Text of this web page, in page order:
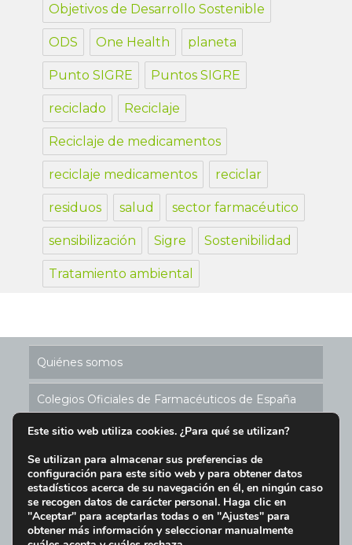
Objetivos de Desarrollo Sostenible
ODS One Health planeta
Punto SIGRE Puntos SIGRE
reciclado Reciclaje
Reciclaje de medicamentos
reciclaje medicamentos reciclar
residuos salud sector farmacéutico
sensibilización Sigre Sostenibilidad
Tratamiento ambiental
Quiénes somos
Colegios Oficiales de Farmacéuticos de España
Historia de los Puntos SIGRE
Ubicación Puntos SIGRE en España
Aviso Legal y Condiciones de Uso del Sitio Web
Este sitio web utiliza cookies. ¿Para qué se utilizan?
Se utilizan para almacenar sus preferencias de
configuración para este sitio web y para obtener datos
estadísticos acerca de su navegación en él, en ningún caso
se recogen datos de carácter personal. Haga clic en
"Aceptar" para aceptarlas todas o en "Ajustes" para
obtener más información y seleccionar manualmente